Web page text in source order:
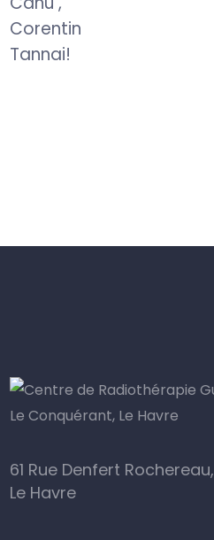
61 Rue Denfert Rochereau,
Le Havre